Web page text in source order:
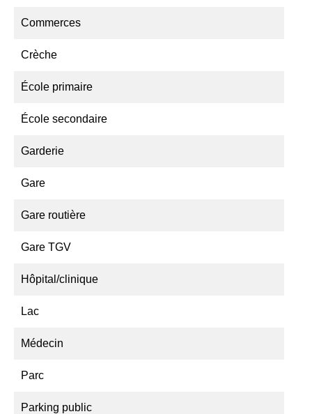
Commerces
Crèche
École primaire
École secondaire
Garderie
Gare
Gare routière
Gare TGV
Hôpital/clinique
Lac
Médecin
Parc
Parking public